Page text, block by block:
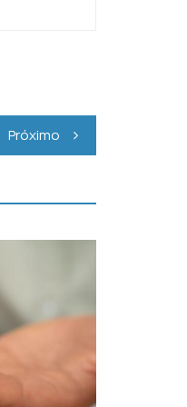
Próximo